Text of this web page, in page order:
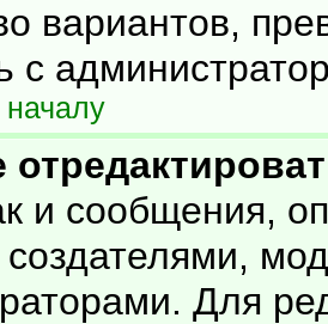
вариантов,
с
началу
и сообщения,
создателями,
Для